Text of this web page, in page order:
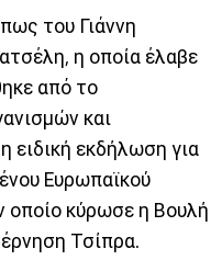
του Γιάννη
η οποία έλαβε
από το
και
εκδήλωση για
Ευρωπαϊκού
οποίο κύρωσε η Βουλή
Τσίπρα.